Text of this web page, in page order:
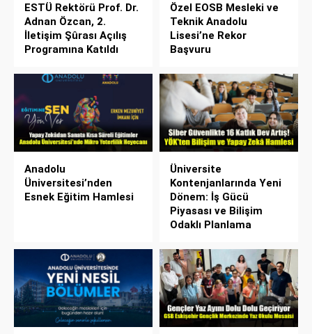
ESTÜ Rektörü Prof. Dr.
Adnan Özcan, 2.
İletişim Şûrası Açılış
Programına Katıldı
Özel EOSB Mesleki ve
Teknik Anadolu
Lisesi’ne Rekor
Başvuru
Anadolu
Üniversitesi’nden
Esnek Eğitim Hamlesi
Üniversite
Kontenjanlarında Yeni
Dönem: İş Gücü
Piyasası ve Bilişim
Odaklı Planlama